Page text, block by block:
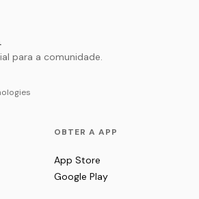
para a comunidade.
OBTER A APP
App Store
Google Play